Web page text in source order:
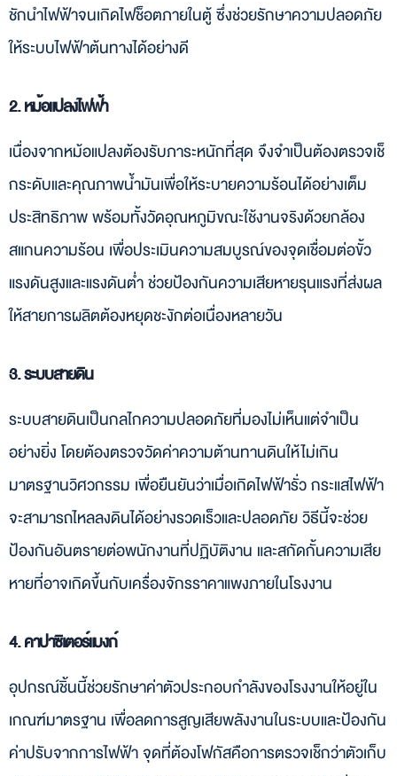
ชักนำไฟฟ้าจนเกิดไฟช็อตภายในตู้ ซึ่งช่วยรักษาความปลอดภัย
ให้ระบบไฟฟ้าต้นทางได้อย่างดี
2. หม้อแปลงไฟฟ้า
เนื่องจากหม้อแปลงต้องรับภาระหนักที่สุด จึงจำเป็นต้องตรวจเช็
กระดับและคุณภาพน้ำมันเพื่อให้ระบายความร้อนได้อย่างเต็ม
ประสิทธิภาพ พร้อมทั้งวัดอุณหภูมิขณะใช้งานจริงด้วยกล้อง
สแกนความร้อน เพื่อประเมินความสมบูรณ์ของจุดเชื่อมต่อขั้ว
แรงดันสูงและแรงดันต่ำ ช่วยป้องกันความเสียหายรุนแรงที่ส่งผล
ให้สายการผลิตต้องหยุดชะงักต่อเนื่องหลายวัน
3. ระบบสายดิน
ระบบสายดินเป็นกลไกความปลอดภัยที่มองไม่เห็นแต่จำเป็น
อย่างยิ่ง โดยต้องตรวจวัดค่าความต้านทานดินให้ไม่เกิน
มาตรฐานวิศวกรรม เพื่อยืนยันว่าเมื่อเกิดไฟฟ้ารั่ว กระแสไฟฟ้า
จะสามารถไหลลงดินได้อย่างรวดเร็วและปลอดภัย วิธีนี้จะช่วย
ป้องกันอันตรายต่อพนักงานที่ปฏิบัติงาน และสกัดกั้นความเสีย
หายที่อาจเกิดขึ้นกับเครื่องจักรราคาแพงภายในโรงงาน
4. คาปาซิเตอร์แบงก์
อุปกรณ์ชิ้นนี้ช่วยรักษาค่าตัวประกอบกำลังของโรงงานให้อยู่ใน
เกณฑ์มาตรฐาน เพื่อลดการสูญเสียพลังงานในระบบและป้องกัน
ค่าปรับจากการไฟฟ้า จุดที่ต้องโฟกัสคือการตรวจเช็กว่าตัวเก็บ